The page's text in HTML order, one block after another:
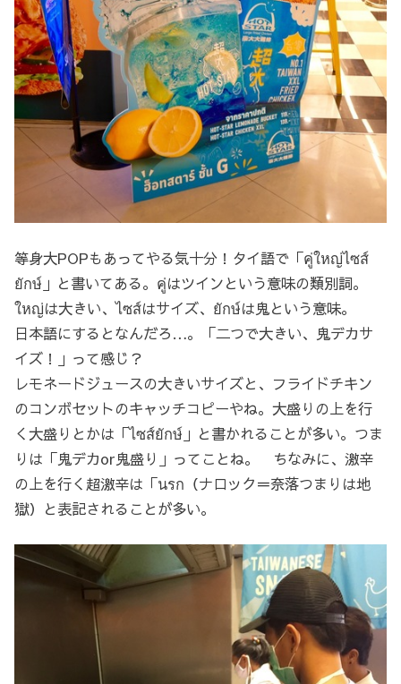
等身大POPもあってやる気十分！タイ語で「คู่ใหญ่ไซส์
ยักษ์」と書いてある。คู่はツインという意味の類別詞。
ใหญ่は大きい、ไซส์はサイズ、ยักษ์は鬼という意味。
日本語にするとなんだろ…。「二つで大きい、鬼デカサ
イズ！」って感じ？
レモネードジュースの大きいサイズと、フライドチキン
のコンボセットのキャッチコピーやね。大盛りの上を行
く大盛りとかは「ไซส์ยักษ์」と書かれることが多い。つま
りは「鬼デカor鬼盛り」ってことね。 ちなみに、激辛
の上を行く超激辛は「นรก（ナロック＝奈落つまりは地
獄）と表記されることが多い。